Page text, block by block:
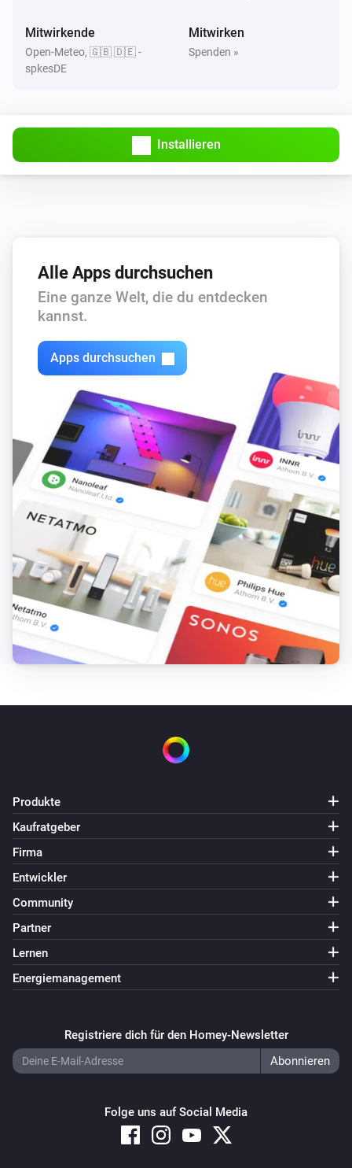
Mitwirkende
Open-Meteo, 🇬🇧 🇩🇪 -
spkesDE
Mitwirken
Spenden »
Installieren
Alle Apps durchsuchen
Eine ganze Welt, die du entdecken
kannst.
Apps durchsuchen
Produkte
Kaufratgeber
Firma
Entwickler
Community
Partner
Lernen
Energiemanagement
Registriere dich für den Homey-Newsletter
Folge uns auf Social Media